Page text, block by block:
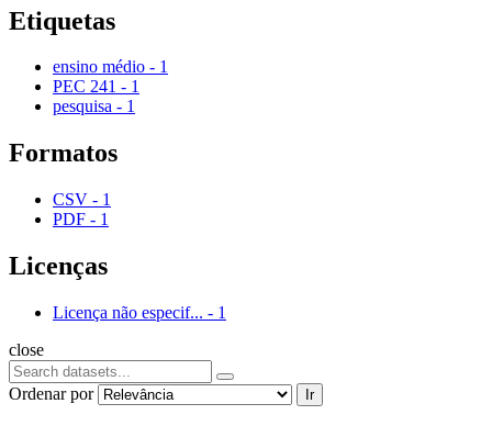
Etiquetas
ensino médio - 1
PEC 241 - 1
pesquisa - 1
Formatos
CSV - 1
PDF - 1
Licenças
Licença não especif... - 1
close
Ordenar por Ir